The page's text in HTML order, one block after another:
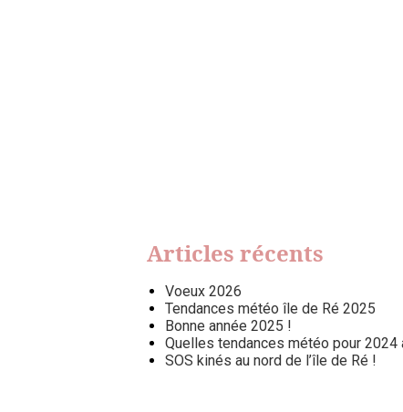
Articles récents
Voeux 2026
Tendances météo île de Ré 2025
Bonne année 2025 !
Quelles tendances météo pour 2024
SOS kinés au nord de l’île de Ré !